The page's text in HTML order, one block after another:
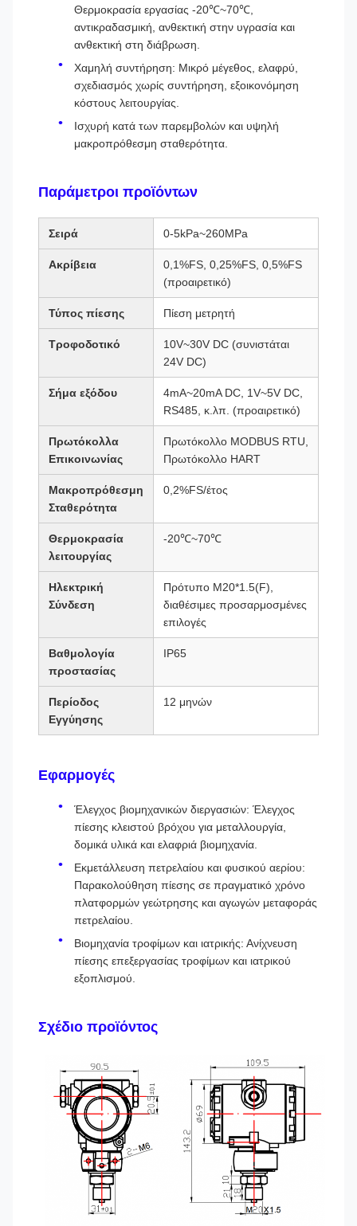
Θερμοκρασία εργασίας -20℃~70℃,
αντικραδασμική, ανθεκτική στην υγρασία και
ανθεκτική στη διάβρωση.
Χαμηλή συντήρηση: Μικρό μέγεθος, ελαφρύ,
σχεδιασμός χωρίς συντήρηση, εξοικονόμηση
κόστους λειτουργίας.
Ισχυρή κατά των παρεμβολών και υψηλή
μακροπρόθεσμη σταθερότητα.
Παράμετροι προϊόντων
Σειρά 0-5kPa~260MPa
Ακρίβεια
0,1%FS, 0,25%FS, 0,5%FS
(προαιρετικό)
Τύπος πίεσης Πίεση μετρητή
Τροφοδοτικό
10V~30V DC (συνιστάται
24V DC)
Σήμα εξόδου
4mA~20mA DC, 1V~5V DC,
RS485, κ.λπ. (προαιρετικό)
Πρωτόκολλα
Επικοινωνίας
Πρωτόκολλο MODBUS RTU,
Πρωτόκολλο HART
Μακροπρόθεσμη
Σταθερότητα
0,2%FS/έτος
Θερμοκρασία
λειτουργίας
-20℃~70℃
Ηλεκτρική
Σύνδεση
Πρότυπο M20*1.5(F),
διαθέσιμες προσαρμοσμένες
επιλογές
Βαθμολογία
προστασίας
IP65
Περίοδος
Εγγύησης
12 μηνών
Εφαρμογές
Έλεγχος βιομηχανικών διεργασιών: Έλεγχος
πίεσης κλειστού βρόχου για μεταλλουργία,
δομικά υλικά και ελαφριά βιομηχανία.
Εκμετάλλευση πετρελαίου και φυσικού αερίου:
Παρακολούθηση πίεσης σε πραγματικό χρόνο
πλατφορμών γεώτρησης και αγωγών μεταφοράς
πετρελαίου.
Βιομηχανία τροφίμων και ιατρικής: Ανίχνευση
πίεσης επεξεργασίας τροφίμων και ιατρικού
εξοπλισμού.
Σχέδιο προϊόντος